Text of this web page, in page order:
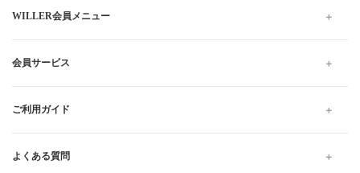
WILLER会員メニュー
会員サービス
ご利用ガイド
よくある質問